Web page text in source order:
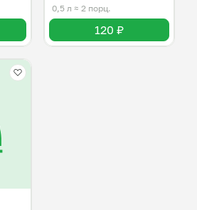
0,5 л ≈ 2 порц.
120 ₽